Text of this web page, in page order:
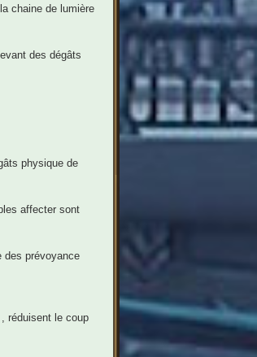
chaine de lumière
des dégâts
physique de
affecter sont
des prévoyance
réduisent le coup